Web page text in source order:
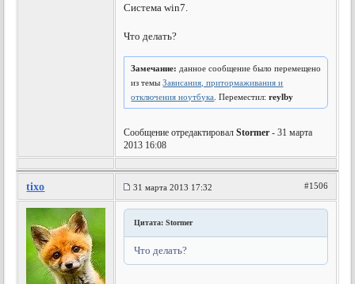
Система win7.
Что делать?
Замечание: данное сообщение было перемещено
из темыЗависания, притормаживания и
отключения ноутбука . Переместил:reylby
Сообщение отредактировалStormer - 31 марта
2013 16:08
tixo 31 марта 2013 17:32 #1506
Цитата: Stormer
Что делать?